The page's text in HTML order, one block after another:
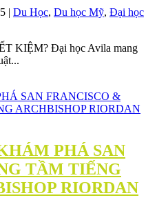
| Du Học, Du học Mỹ, Đại học
KIỆM? Đại học Avila mang
PHÁ SAN
TẦM TIẾNG
RIORDAN